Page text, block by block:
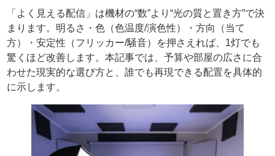
「よく見える配信」は機材の“数”より“光の質と置き方”で決
まります。明るさ・色（色温度/演色性）・方向（当て
方）・安定性（フリッカー/騒音）を押さえれば、1灯でも
驚くほど改善します。本記事では、予算や部屋の広さに合
わせた現実的な選び方と、誰でも再現できる配置を具体的
に示します。